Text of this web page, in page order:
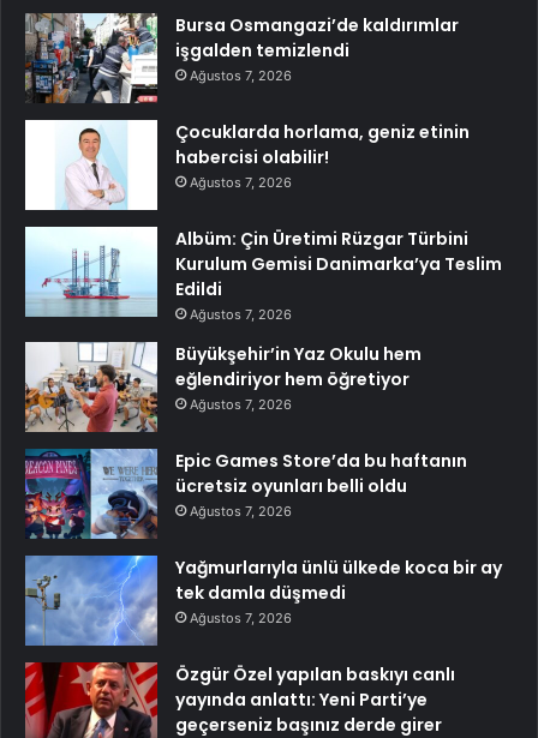
Bursa Osmangazi’de kaldırımlar
işgalden temizlendi
Ağustos 7, 2026
Çocuklarda horlama, geniz etinin
habercisi olabilir!
Ağustos 7, 2026
Albüm: Çin Üretimi Rüzgar Türbini
Kurulum Gemisi Danimarka’ya Teslim
Edildi
Ağustos 7, 2026
Büyükşehir’in Yaz Okulu hem
eğlendiriyor hem öğretiyor
Ağustos 7, 2026
Epic Games Store’da bu haftanın
ücretsiz oyunları belli oldu
Ağustos 7, 2026
Yağmurlarıyla ünlü ülkede koca bir ay
tek damla düşmedi
Ağustos 7, 2026
Özgür Özel yapılan baskıyı canlı
yayında anlattı: Yeni Parti’ye
geçerseniz başınız derde girer